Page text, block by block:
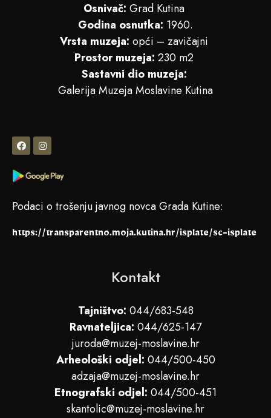
Osnivač: Grad Kutina
Godina osnutka: 1960.
Vrsta muzeja: opći – zavičajni
Prostor muzeja: 230 m2
Sastavni dio muzeja:
Galerija Muzeja Moslavine Kutina
Podaci o trošenju javnog novca Grada Kutine:
https://transparentno.moja.kutina.hr/isplate/sc-isplate
Kontakt
Tajništvo: 044/683-548
Ravnateljica: 044/625-147
juroda@muzej-moslavine.hr
Arheološki odjel: 044/500-450
adzaja@muzej-moslavine.hr
Etnografski odjel: 044/500-451
skantolic@muzej-moslavine.hr